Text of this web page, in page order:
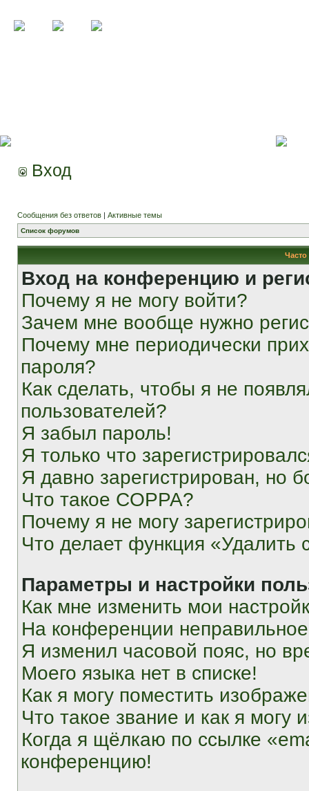
Вход
Сообщения без ответов | Активные темы
Список форумов
Вход на конференцию и
Почему я не могу войти?
Зачем мне вообще нужно
Почему мне периодически
пароля?
Как сделать, чтобы я не
пользователей?
Я забыл пароль!
Я только что
Я давно зарегистрирован, но
Что такое COPPA?
Почему я не могу
Что делает функция «Удалить
Параметры и настройки
Как мне изменить мои
На конференции
Я изменил часовой пояс, но
Моего языка нет в списке!
Как я могу поместить
Что такое звание и как я могу
Когда я щёлкаю по ссылке
конференцию!